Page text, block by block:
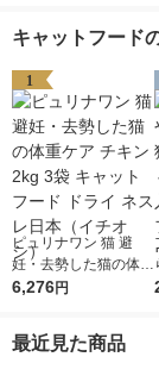
キャットフード
1
ピュリナワン 猫 避
妊・去勢した猫の体重
ケア チキン 2kg 3袋
オシ）
6,276円
最近見た商品